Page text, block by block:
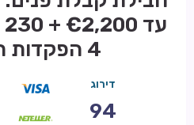
4 הפקדות ראשונות
דירוג
94